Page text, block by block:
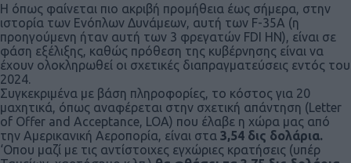
Η όπως φαίνεται πιο ακριβή προμήθεια έως σήμερα, στην
ιστορία των Ενόπλων Δυνάμεων, αυτή των F-35A (η
προηγούμενη ήταν αυτή των 3 φρεγατών FDI HΝ), είναι σε
φάση εξέλιξης, καθώς πρόθεση της κυβέρνησης είναι να
έχουν ολοκληρωθεί οι σχετικές διαπραγματεύσεις εντός του
2024.
Συγκεκριμένα με βάση πληροφορίες, το κόστος για 20
μαχητικά, όπως αναφέρεται στην σχετική απάντηση (Letter
of Offer and Acceptance, LOA) που έλαβε η χώρα μας από
την Αμερικανική Αεροπορία, είναι στα 3,54 δις δολάρια.
‘Οπου μαζί με τις αντίστοιχες εγχώριες κρατήσεις (υπέρ